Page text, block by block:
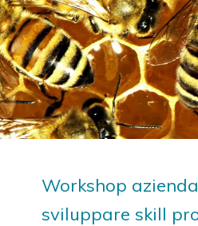
Workshop
sviluppare skill